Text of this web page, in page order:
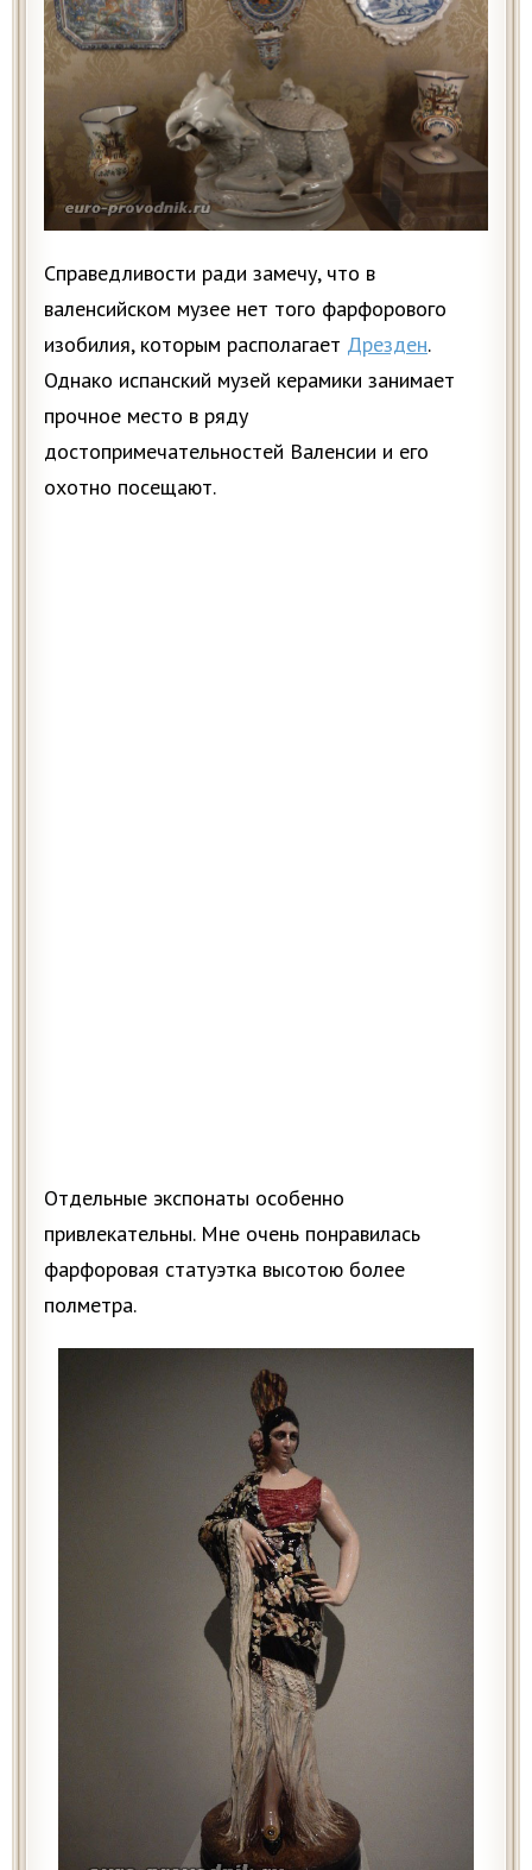
Справедливости ради замечу, что в
валенсийском музее нет того фарфорового
изобилия, которым располагает Дрезден.
Однако испанский музей керамики занимает
прочное место в ряду
достопримечательностей Валенсии и его
охотно посещают.
Отдельные экспонаты особенно
привлекательны. Мне очень понравилась
фарфоровая статуэтка высотою более
полметра.